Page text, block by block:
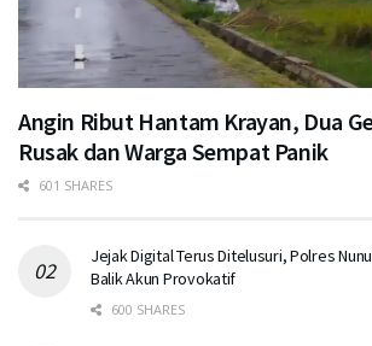
Angin Ribut Hantam Krayan, Dua
Rusak dan Warga Sempat Panik
601 SHARES
Jejak Digital Terus Ditelusuri, Polres
Balik Akun Provokatif
600 SHARES